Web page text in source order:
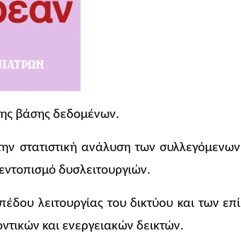
βάσης δεδομένων.
ανάλυση των συλλεγόμενων
δυσλειτουργιών.
λειτουργίας του δικτύου και των επί
και ενεργειακών δεικτών.